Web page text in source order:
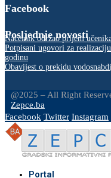
Facebook
Posljednje novosti
Načelnik održao prijem
Potpisani ugovori za
godinu
Obavijest o prekidu
@2025 – All Right
Zepce.ba
Facebook Twitter Instagram
Portal